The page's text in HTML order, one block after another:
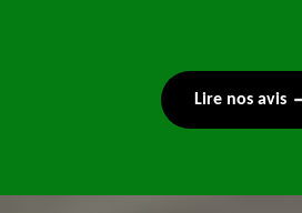
Lire nos avis